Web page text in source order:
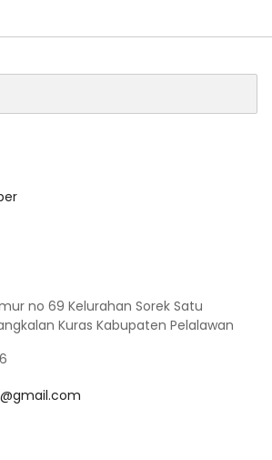
no 69 Kelurahan Sorek Satu
Kuras Kabupaten Pelalawan